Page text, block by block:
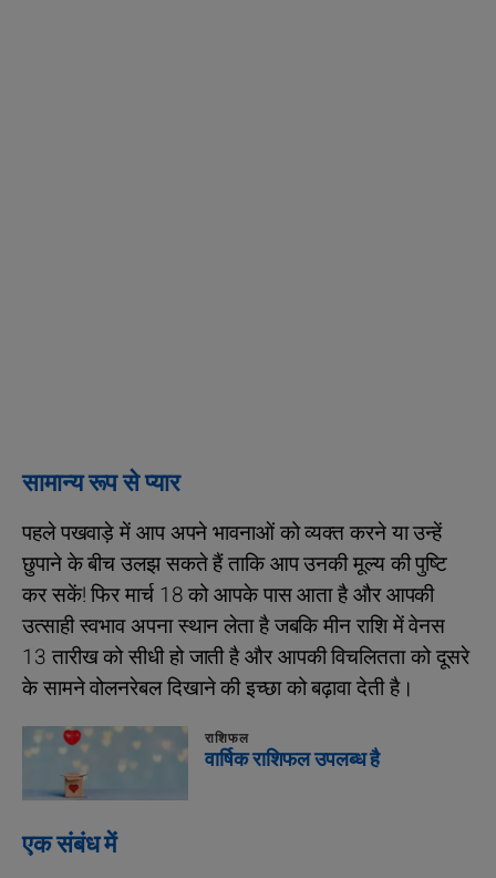
सामान्य रूप से प्यार
पहले पखवाड़े में आप अपने भावनाओं को व्यक्त करने या उन्हें
छुपाने के बीच उलझ सकते हैं ताकि आप उनकी मूल्य की पुष्टि
कर सकें! फिर मार्च 18 को आपके पास आता है और आपकी
उत्साही स्वभाव अपना स्थान लेता है जबकि मीन राशि में वेनस
13 तारीख को सीधी हो जाती है और आपकी विचलितता को दूसरे
के सामने वोलनरेबल दिखाने की इच्छा को बढ़ावा देती है।
राशिफल
वार्षिक राशिफल उपलब्ध है
एक संबंध में